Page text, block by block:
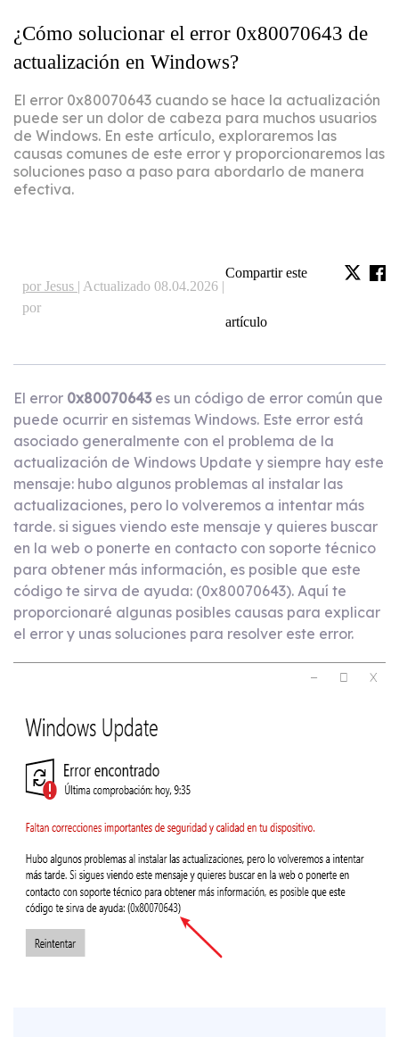
¿Cómo solucionar el error 0x80070643 de
actualización en Windows?
El error 0x80070643 cuando se hace la actualización
puede ser un dolor de cabeza para muchos usuarios
de Windows. En este artículo, exploraremos las
causas comunes de este error y proporcionaremos las
soluciones paso a paso para abordarlo de manera
efectiva.
por Jesus | Actualizado 08.04.2026 |
por
Compartir este
artículo
El error 0x80070643es un código de error común que
puede ocurrir en sistemas Windows. Este error está
asociado generalmente con el problema de la
actualización de Windows Update y siempre hay este
mensaje: hubo algunos problemas al instalar las
actualizaciones, pero lo volveremos a intentar más
tarde. si sigues viendo este mensaje y quieres buscar
en la web o ponerte en contacto con soporte técnico
para obtener más información, es posible que este
código te sirva de ayuda: (0x80070643). Aquí te
proporcionaré algunas posibles causas para explicar
el error y unas soluciones para resolver este error.